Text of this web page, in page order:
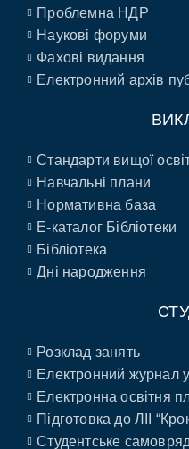
Проблемна НДР
Наукові форуми
Фахові видання
Електронний архів
Стандарти вищої
Навчальні плани
Нормативна база
E-каталог Бібліотеки
Бібліотека
Дні народження
Розклад занять
Електронний журнал
Електронна освітня
Підготовка до ЛІІ
Студентське